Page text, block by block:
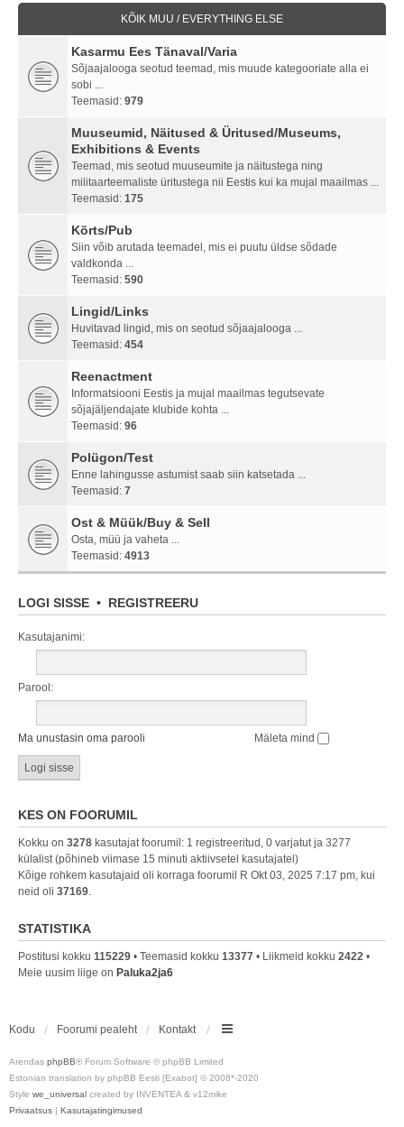
KÕIK MUU / EVERYTHING ELSE
Kasarmu Ees Tänaval/Varia
Sõjaajalooga seotud teemad, mis muude kategooriate alla ei
sobi ...
Teemasid: 979
Muuseumid, Näitused & Üritused/Museums,
Exhibitions & Events
Teemad, mis seotud muuseumite ja näitustega ning
militaarteemaliste üritustega nii Eestis kui ka mujal maailmas ...
Teemasid: 175
Kõrts/Pub
Siin võib arutada teemadel, mis ei puutu üldse sõdade
valdkonda ...
Teemasid: 590
Lingid/Links
Huvitavad lingid, mis on seotud sõjaajalooga ...
Teemasid: 454
Reenactment
Informatsiooni Eestis ja mujal maailmas tegutsevate
sõjajäljendajate klubide kohta ...
Teemasid: 96
Polügon/Test
Enne lahingusse astumist saab siin katsetada ...
Teemasid: 7
Ost & Müük/Buy & Sell
Osta, müü ja vaheta ...
Teemasid: 4913
LOGI SISSE • REGISTREERU
Kasutajanimi:
Parool:
Ma unustasin oma parooli Mäleta mind
KES ON FOORUMIL
Kokku on 3278 kasutajat foorumil: 1 registreeritud, 0 varjatut ja 3277
külalist (põhineb viimase 15 minuti aktiivsetel kasutajatel)
Kõige rohkem kasutajaid oli korraga foorumil R Okt 03, 2025 7:17 pm, kui
neid oli 37169.
STATISTIKA
Postitusi kokku 115229 • Teemasid kokku 13377 • Liikmeid kokku 2422 •
Meie uusim liige on Paluka2ja6
Kodu Foorumi pealeht Kontakt
Arendas phpBB® Forum Software © phpBB Limited
Estonian translation by phpBB Eesti [Exabot] © 2008*-2020
Style we_universal created by INVENTEA & v12mike
Privaatsus | Kasutajatingimused